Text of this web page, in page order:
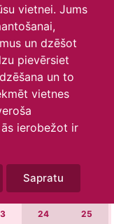
vietnei. Jums
un dzēšot
pievērsiet
un to
vietnes
ierobežot ir
Sapratu
S
10
17
24
25